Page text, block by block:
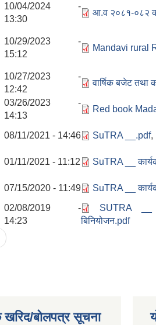
10/04/2024 -
13:30
आ.व २०८१-०८२
10/29/2023 -
15:12
Mandavi rural
10/27/2023 -
12:42
वार्षिक बजेट तथा
03/26/2023 -
14:13
Red book
08/11/2021 - 14:46 SuTRA __.pdf,
01/11/2021 - 11:12 SuTRA __
07/15/2020 - 11:49 SuTRA __
02/08/2019 -
14:23
SUTRA __
बिनियोजन.pdf
खरिद/बोलपत्र सूचना